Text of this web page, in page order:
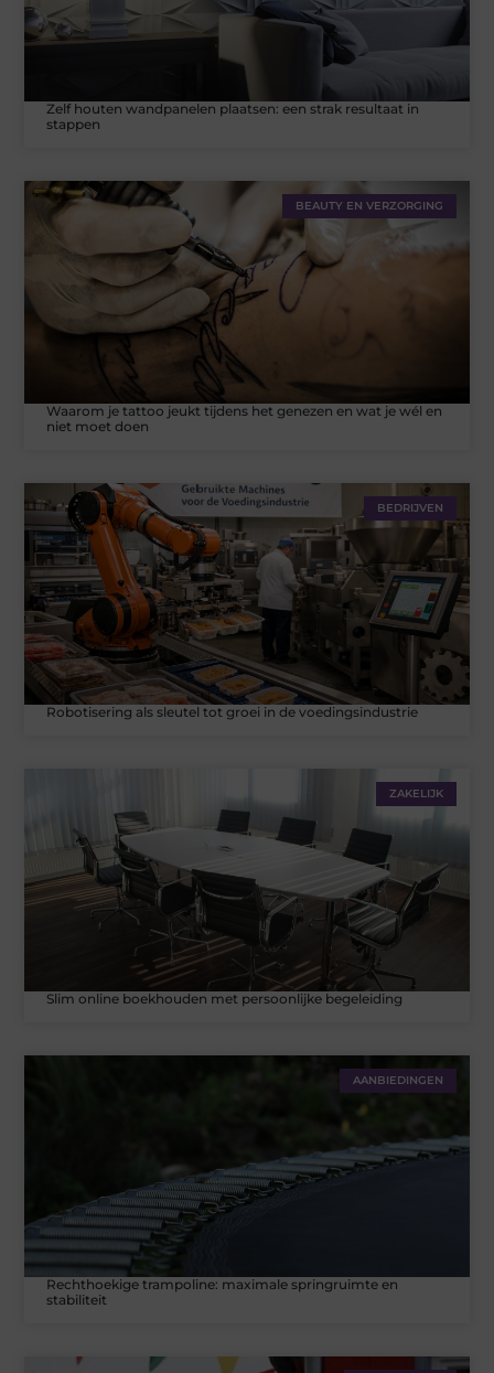
Zelf houten wandpanelen plaatsen: een strak resultaat in
stappen
BEAUTY EN VERZORGING
Waarom je tattoo jeukt tijdens het genezen en wat je wél en
niet moet doen
BEDRIJVEN
Robotisering als sleutel tot groei in de voedingsindustrie
ZAKELIJK
Slim online boekhouden met persoonlijke begeleiding
AANBIEDINGEN
Rechthoekige trampoline: maximale springruimte en
stabiliteit